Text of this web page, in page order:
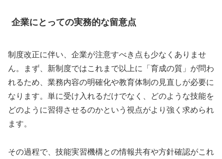
企業にとっての実務的な留意点
制度改正に伴い、企業が注意すべき点も少なくありませ
ん。まず、新制度ではこれまで以上に「育成の質」が問わ
れるため、業務内容の明確化や教育体制の見直しが必要に
なります。単に受け入れるだけでなく、どのような技能を
どのように習得させるのかという視点がより強く求められ
ます。
その過程で、技能実習機構との情報共有や方針確認がこれ